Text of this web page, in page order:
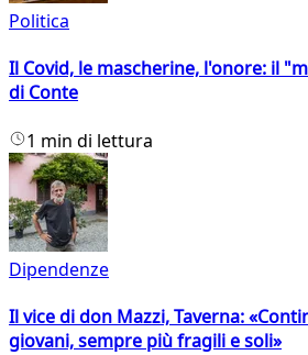
Politica
Il Covid, le mascherine, l'onore: il
di Conte
1 min di lettura
Dipendenze
Il vice di don Mazzi, Taverna:
giovani, sempre più fragili e soli»